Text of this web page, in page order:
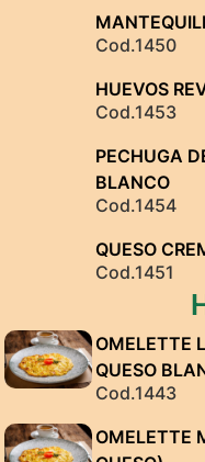
Cod.1450
HUEVOS
Cod.1453
PECHUGA
BLANCO
Cod.1454
QUESO
Cod.1451
OMELETTE
QUESO
Cod.1443
OMELETTE